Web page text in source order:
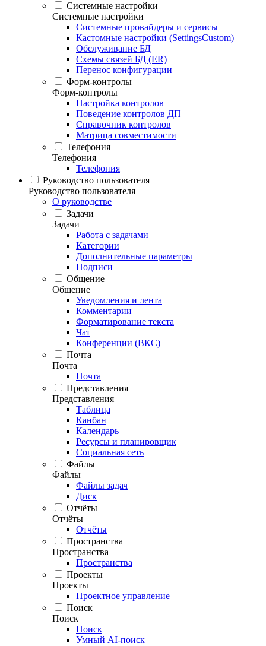
Системные настройки
Системные настройки
Системные провайдеры и сервисы
Кастомные настройки (SettingsCustom)
Обслуживание БД
Схемы связей БД (ER)
Перенос конфигурации
Форм-контролы
Форм-контролы
Настройка контролов
Поведение контролов ДП
Справочник контролов
Матрица совместимости
Телефония
Телефония
Телефония
Руководство пользователя
Руководство пользователя
О руководстве
Задачи
Задачи
Работа с задачами
Категории
Дополнительные параметры
Подписи
Общение
Общение
Уведомления и лента
Комментарии
Форматирование текста
Чат
Конференции (ВКС)
Почта
Почта
Почта
Представления
Представления
Таблица
Канбан
Календарь
Ресурсы и планировщик
Социальная сеть
Файлы
Файлы
Файлы задач
Диск
Отчёты
Отчёты
Отчёты
Пространства
Пространства
Пространства
Проекты
Проекты
Проектное управление
Поиск
Поиск
Поиск
Умный AI-поиск